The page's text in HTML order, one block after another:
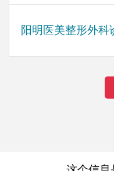
阳明医美整形外科